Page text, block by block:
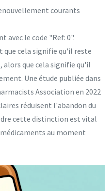
courants
avec le code "Ref: 0".
que cela signifie qu'il reste
alors que cela signifie qu'il
Une étude publiée dans
Association en 2022
réduisent l'abandon du
cette distinction est vital
au moment